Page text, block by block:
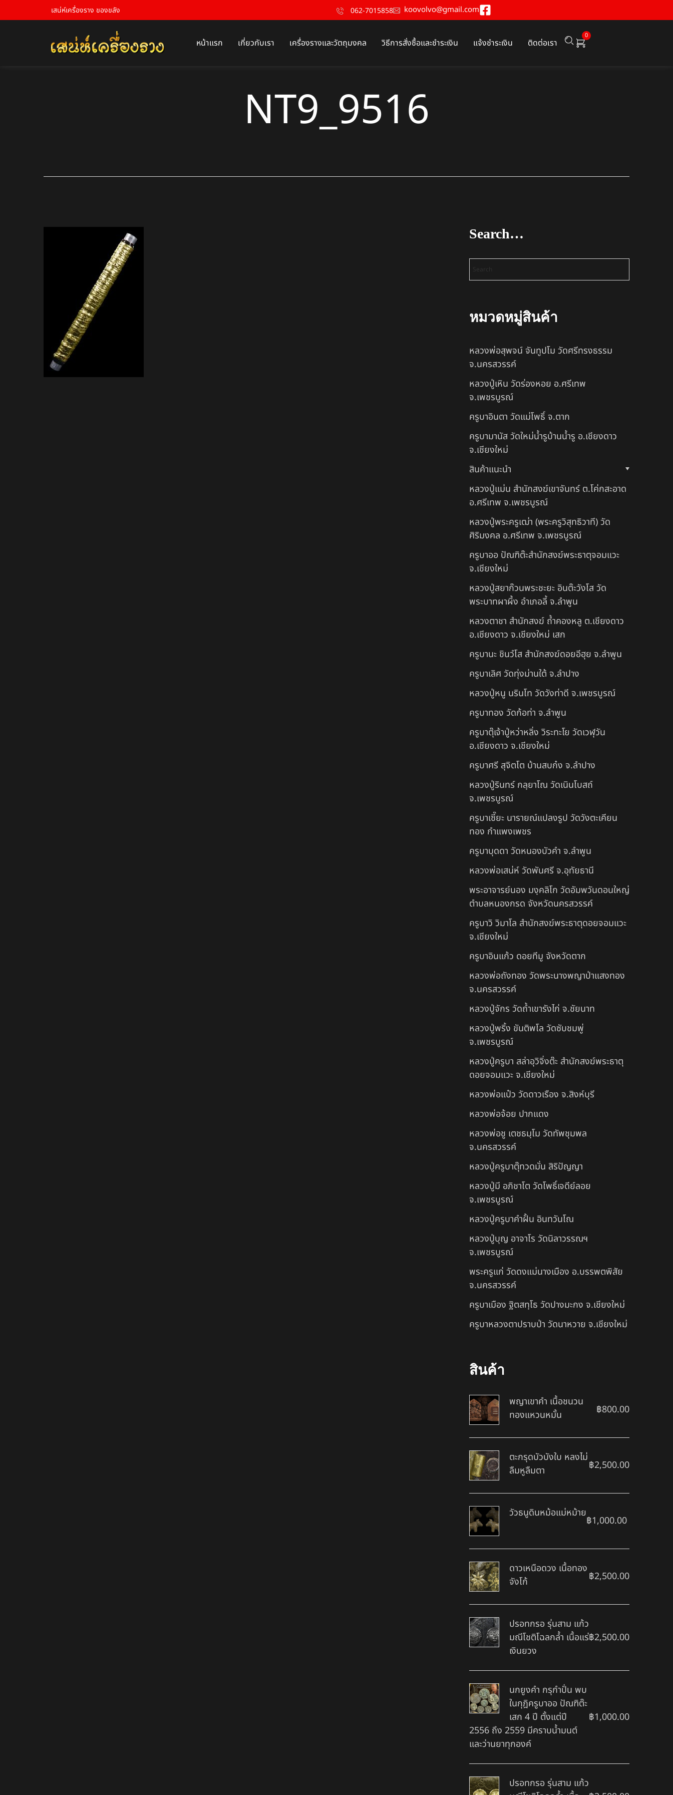
เสน่ห์เครื่องราง ของขลัง 062-7015858 koovolvo@gmail.com
หน้าแรก เกี่ยวกับเรา เครื่องรางและวัตถุมงคล วิธีการสั่งซื้อและชำระเงิน แจ้งชำระเงิน ติดต่อเรา
0
NT9_9516
Search…
หมวดหมู่สินค้า
หลวงพ่อสุพจน์ จันทูปโม วัดศรีทรงธรรม
จ.นครสวรรค์
หลวงปู่เหิน วัดร่องหอย อ.ศรีเทพ
จ.เพชรบูรณ์
ครูบาอินตา วัดแม่โพธิ์ จ.ตาก
ครูบามานัส วัดใหม่น้ำรูบ้านน้ำรู อ.เชียงดาว
จ.เชียงใหม่
สินค้าแนะนำ
หลวงปู่แม่น สำนักสงฆ์เขาจันทร์ ต.โค่กสะอาด
อ.ศรีเทพ จ.เพชรบูรณ์
หลวงปู่พระครูเฒ่า (พระครูวิสุทธิวาที) วัด
ศิริมงคล อ.ศรีเทพ จ.เพชรบูรณ์
ครูบาออ ปัณฑิต๊ะสำนักสงฆ์พระธาตุจอมแวะ
จ.เชียงใหม่
หลวงปู่สยาก๊วนพระชะยะ อินต๊ะวังโส วัด
พระบาทผาผึ้ง อำเภอลี้ จ.ลำพูน
หลวงตาชา สำนักสงฆ์ ถ้ำคองหลู ต.เชียงดาว
อ.เชียงดาว จ.เชียงใหม่ เสก
ครูบานะ ชินวํโส สำนักสงฆ์ดอยอีฮุย จ.ลำพูน
ครูบาเลิศ วัดทุ่งม่านใต้ จ.ลำปาง
หลวงปู่หนู นรินโท วัดวังท่าดี จ.เพชรบูรณ์
ครูบาทอง วัดก้อท่า จ.ลำพูน
ครูบาตุ๊เจ้าปู่หว่าหลิ่ง วิระทะโย วัดเวฬุวัน
อ.เชียงดาว จ.เชียงใหม่
ครูบาศรี สุจิตโต บ้านสบก๋ง จ.ลำปาง
หลวงปู่รินทร์ กลฺยาโณ วัดเนินโบสถ์
จ.เพชรบูรณ์
ครูบาเซี๊ยะ นารายณ์แปลงรูป วัดวังตะเคียน
ทอง กำแพงเพชร
ครูบาบุดดา วัดหนองบัวคํา จ.ลําพูน
หลวงพ่อเสน่ห์ วัดพันศรี จ.อุทัยธานี
พระอาจารย์นอง มงฺคลิโก วัดอัมพวันดอนใหญ่
ตำบลหนองกรด จังหวัดนครสวรรค์
ครูบาวิ วิมาโล สำนักสงฆ์พระธาตุดอยจอมแวะ
จ.เชียงใหม่
ครูบาอินแก้ว ดอยทีมู จังหวัดตาก
หลวงพ่อถังทอง วัดพระนางพญาป่าแสงทอง
จ.นครสวรรค์
หลวงปู่จักร วัดถ้ำเขารังไก่ จ.ชัยนาท
หลวงปู่พริ้ง ขันติพโล วัดซับชมพู่
จ.เพชรบูรณ์
หลวงปู่ครูบา สล่าอุวิจิ่งต๊ะ สำนักสงฆ์พระธาตุ
ดอยจอมแวะ จ.เชียงใหม่
หลวงพ่อแป๋ว วัดดาวเรือง จ.สิงห์บุรี
หลวงพ่อจ้อย ปากแดง
หลวงพ่อชู เตชธมฺโม วัดทัพชุมพล
จ.นครสวรรค์
หลวงปู่ครูบาตุ๊ทวดมั่น สิริปัญญา
หลวงปู่มี อภิชาโต วัดโพธิ์เจดีย์ลอย
จ.เพชรบูรณ์
หลวงปู่ครูบาคำฝั้น อินทวันโณ
หลวงปู่บุญ อาจาโร วัดนิลาวรรณฯ
จ.เพชรบูรณ์
พระครูแก่ วัดดงแม่นางเมือง อ.บรรพตพิสัย
จ.นครสวรรค์
ครูบาเมือง ฐิตสทฺโธ วัดปางมะกง จ.เชียงใหม่
ครูบาหลวงตาปราบป่า วัดนาหวาย จ.เชียงใหม่
สินค้า
พญาเขาคำ เนื้อชนวน
ทองแหวนหมั้น
฿800.00
ตะกรุดบัวบังใบ หลงไม่
ลืมหูลืมตา
฿2,500.00
วัวธนูดินหม้อแม่หม้าย
฿1,000.00
ดาวเหนือดวง เนื้อทอง
จังโก้
฿2,500.00
ปรอทกรอ รุ่นสาม แก้ว
มณีโชติโฉลกล้ำ เนื้อแร่
เงินยวง
฿2,500.00
นกยูงคำ กรุกำปั่น พบ
ในกุฎิครูบาออ ปัณฑิต๊ะ
เสก 4 ปี ตั้งแต่ปี
2556 ถึง 2559 มีคราบน้ำมนต์
และว่านยาทุกองค์
฿1,000.00
ปรอทกรอ รุ่นสาม แก้ว